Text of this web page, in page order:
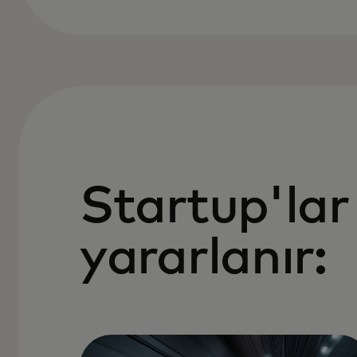
Startup'lar
yararlanır: